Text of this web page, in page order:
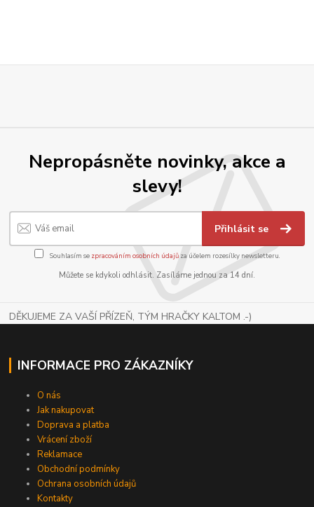
Nepropásněte novinky, akce a
slevy!
Přihlásit se
Souhlasím se zpracováním osobních údajůza účelem rozesílky newsletteru.
Můžete se kdykoli odhlásit. Zasíláme jednou za 14 dní.
DĚKUJEME ZA VAŠÍ PŘÍZEŇ, TÝM HRAČKY KALTOM .-)
INFORMACE PRO ZÁKAZNÍKY
O nás
Jak nakupovat
Doprava a platba
Vrácení zboží
Reklamace
Obchodní podmínky
Ochrana osobních údajů
Kontakty